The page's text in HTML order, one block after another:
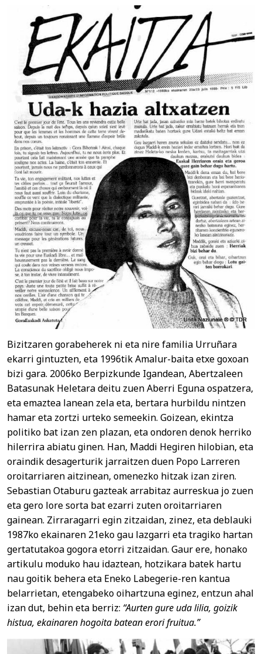
Bizitzaren gorabeherek ni eta nire familia Urruñara
ekarri gintuzten, eta 1996tik Amalur-baita etxe goxoan
bizi gara. 2006ko Berpizkunde Igandean, Abertzaleen
Batasunak Heletara deitu zuen Aberri Eguna ospatzera,
eta emaztea lanean zela eta, bertara hurbildu nintzen
hamar eta zortzi urteko semeekin. Goizean, ekintza
politiko bat izan zen plazan, eta ondoren denok herriko
hilerrira abiatu ginen. Han, Maddi Hegiren hilobian, eta
oraindik desagerturik jarraitzen duen Popo Larreren
oroitarriaren aitzinean, omenezko hitzak izan ziren.
Sebastian Otaburu gazteak arrabitaz aurreskua jo zuen
eta gero lore sorta bat ezarri zuten oroitarriaren
gainean. Zirraragarri egin zitzaidan, zinez, eta deblauki
1987ko ekainaren 21eko gau lazgarri eta tragiko hartan
gertatutakoa gogora etorri zitzaidan. Gaur ere, honako
artikulu moduko hau idaztean, hotzikara batek hartu
nau goitik behera eta Eneko Labegerie-ren kantua
belarrietan, etengabeko oihartzuna eginez, entzun ahal
izan dut, behin eta berriz: “Aurten gure uda lilia, goizik
histua, ekainaren hogoita batean erori fruitua.”